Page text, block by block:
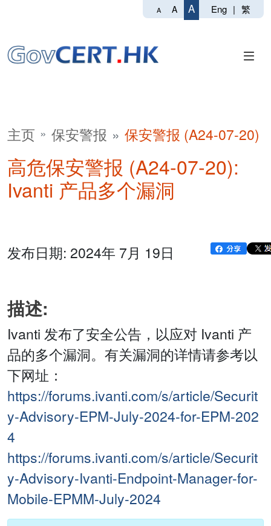
A A A Eng | 繁
主页 保安警报 保安警报 (A24-07-20)
高危保安警报 (A24-07-20):
Ivanti 产品多个漏洞
发布日期: 2024年 7月 19日
描述:
Ivanti 发布了安全公告，以应对 Ivanti 产
品的多个漏洞。有关漏洞的详情请参考以
下网址：
https://forums.ivanti.com/s/article/Securit
y-Advisory-EPM-July-2024-for-EPM-202
4
https://forums.ivanti.com/s/article/Securit
y-Advisory-Ivanti-Endpoint-Manager-for-
Mobile-EPMM-July-2024